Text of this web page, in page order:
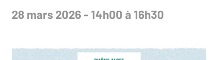
28 mars 2026 - 14h00 à 16h30